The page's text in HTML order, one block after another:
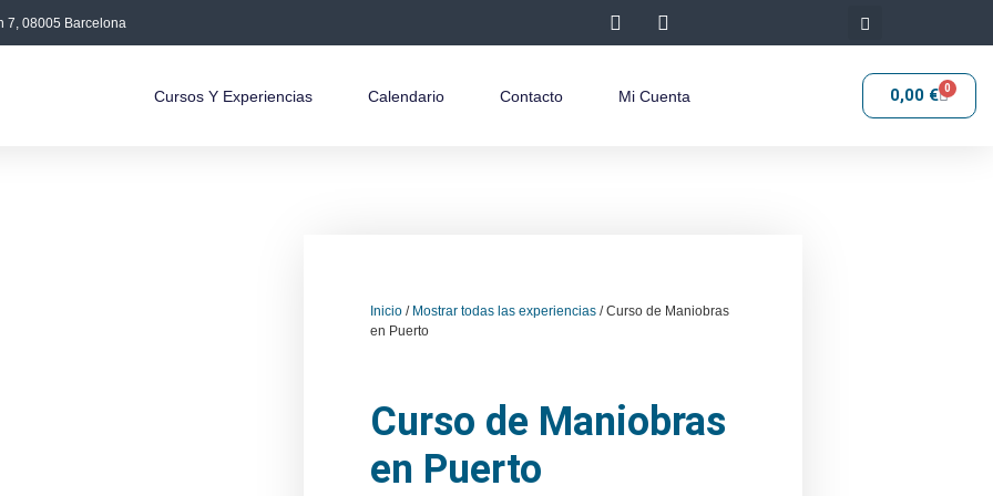
7, 08005 Barcelona
Cursos Y Experiencias Calendario Contacto Mi Cuenta 0,00 € 0
Inicio / Mostrar todas las experiencias / Curso de Maniobras
en Puerto
Curso de Maniobras
en Puerto